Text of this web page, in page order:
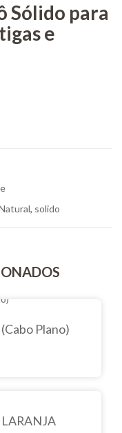
Sólido para
e
, solido
Plano)